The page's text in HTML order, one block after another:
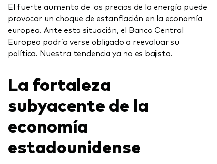
El fuerte aumento de los precios de la energía puede
provocar un choque de estanflación en la economía
europea. Ante esta situación, el Banco Central
Europeo podría verse obligado a reevaluar su
política. Nuestra tendencia ya no es bajista.
La fortaleza
subyacente de la
economía
estadounidense